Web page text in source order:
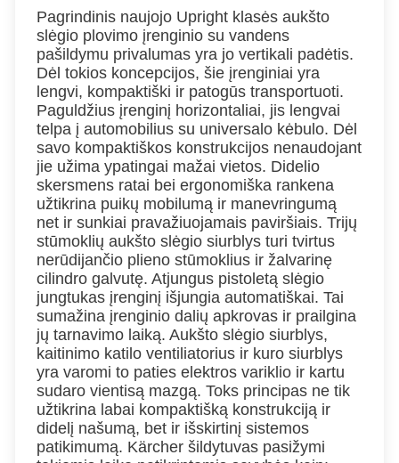
Pagrindinis naujojo Upright klasės aukšto
slėgio plovimo įrenginio su vandens
pašildymu privalumas yra jo vertikali padėtis.
Dėl tokios koncepcijos, šie įrenginiai yra
lengvi, kompaktiški ir patogūs transportuoti.
Paguldžius įrenginį horizontaliai, jis lengvai
telpa į automobilius su universalo kėbulo. Dėl
savo kompaktiškos konstrukcijos nenaudojant
jie užima ypatingai mažai vietos. Didelio
skersmens ratai bei ergonomiška rankena
užtikrina puikų mobilumą ir manevringumą
net ir sunkiai pravažiuojamais paviršiais. Trijų
stūmoklių aukšto slėgio siurblys turi tvirtus
nerūdijančio plieno stūmoklius ir žalvarinę
cilindro galvutę. Atjungus pistoletą slėgio
jungtukas įrenginį išjungia automatiškai. Tai
sumažina įrenginio dalių apkrovas ir prailgina
jų tarnavimo laiką. Aukšto slėgio siurblys,
kaitinimo katilo ventiliatorius ir kuro siurblys
yra varomi to paties elektros variklio ir kartu
sudaro vientisą mazgą. Toks principas ne tik
užtikrina labai kompaktišką konstrukciją ir
didelį našumą, bet ir išskirtinį sistemos
patikimumą. Kärcher šildytuvas pasižymi